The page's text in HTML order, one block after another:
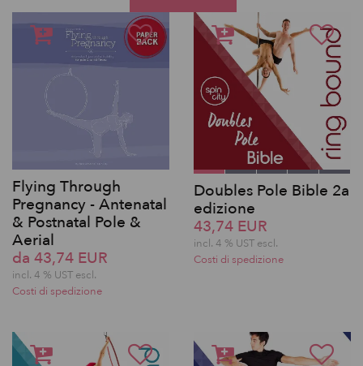
Flying Through
Pregnancy - Antenatal
& Postnatal Pole &
Aerial
da 43,74 EUR
incl. 4 % UST escl.
Costi di spedizione
Doubles Pole Bible 2a
edizione
43,74 EUR
incl. 4 % UST escl.
Costi di spedizione